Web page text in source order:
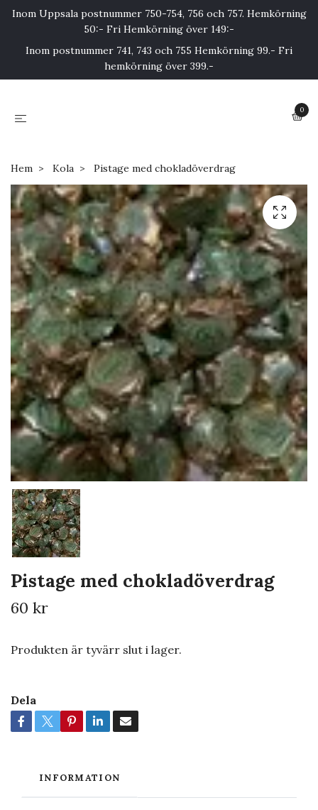
Inom Uppsala postnummer 750-754, 756 och 757. Hemkörning
50:- Fri Hemkörning över 149:-
Inom postnummer 741, 743 och 755 Hemkörning 99.- Fri
hemkörning över 399.-
0
Hem Kola Pistage med chokladöverdrag
Pistage med chokladöverdrag
60 kr
Produkten är tyvärr slut i lager.
Dela
INFORMATION